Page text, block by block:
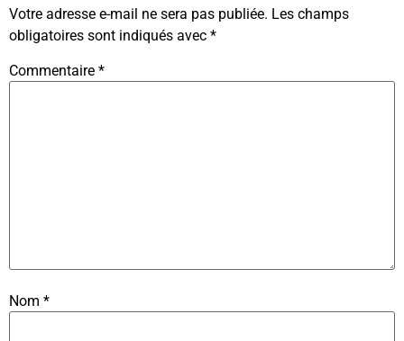
Votre adresse e-mail ne sera pas publiée. Les champs
obligatoires sont indiqués avec *
Commentaire *
Nom *